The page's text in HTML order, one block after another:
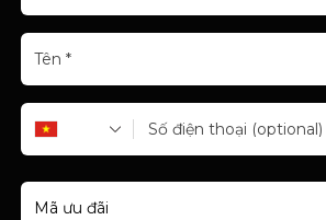
Tên *
Số điện thoại (optional)
Mã ưu đãi